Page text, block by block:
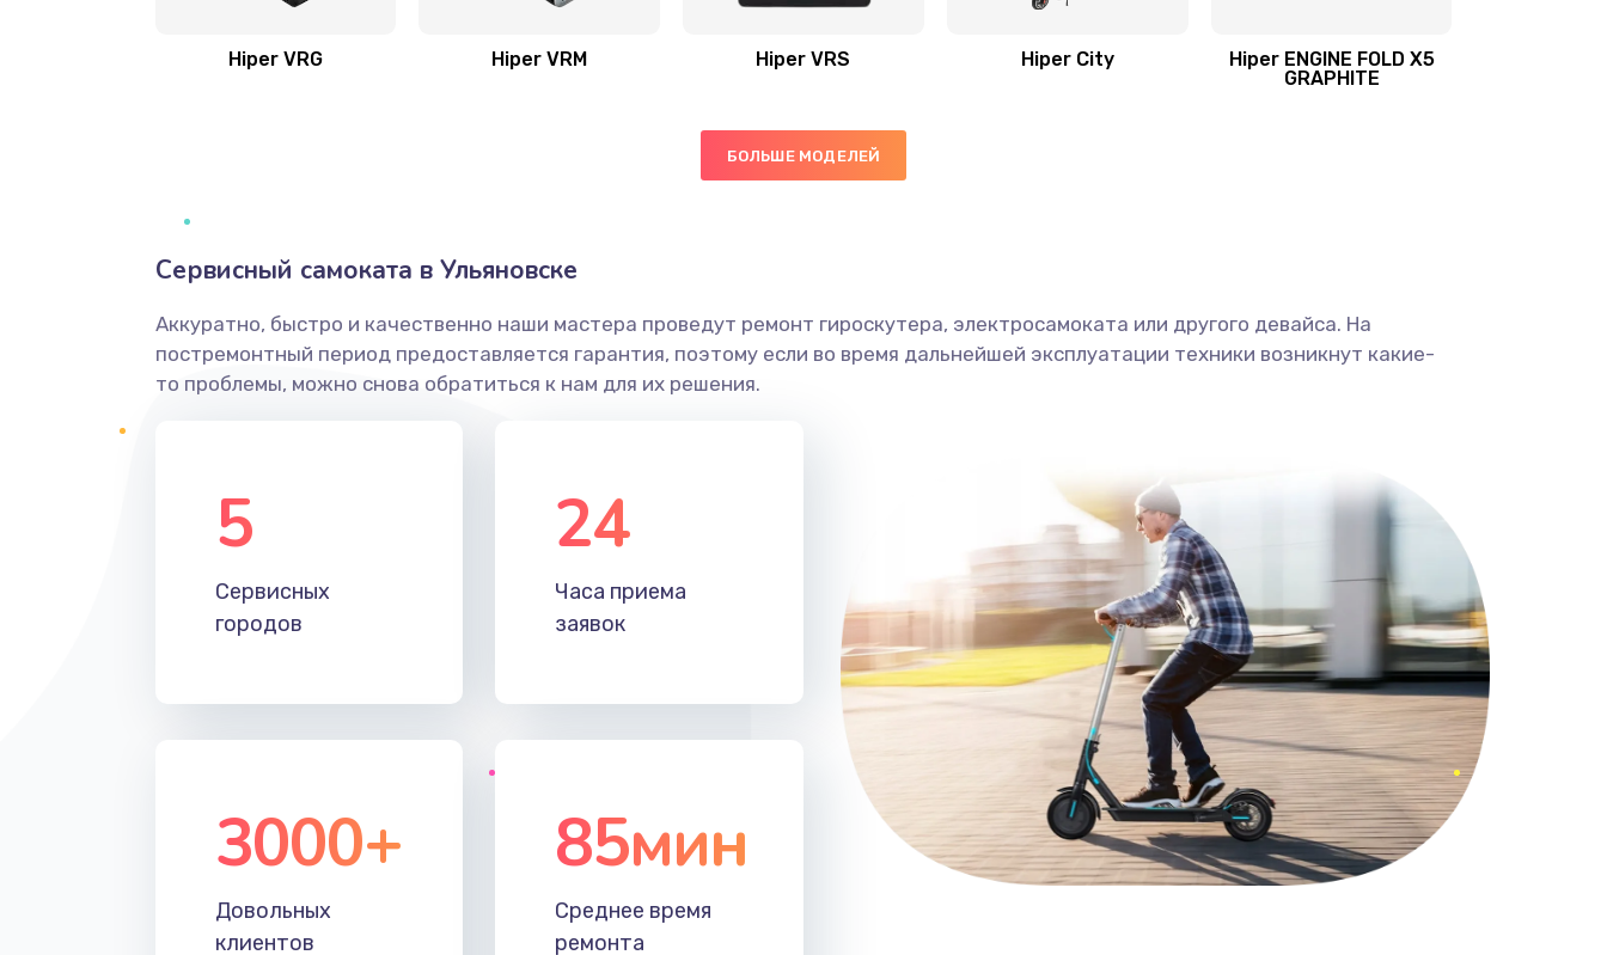
Hiper VRG Hiper VRM Hiper VRS Hiper City
Hiper ENGINE FOLD X5
GRAPHITE
БОЛЬШЕ МОДЕЛЕЙ
Сервисный самоката в Ульяновске
Аккуратно, быстро и качественно наши мастера проведут ремонт гироскутера, электросамоката или другого девайса. На
постремонтный период предоставляется гарантия, поэтому если во время дальнейшей эксплуатации техники возникнут какие-
то проблемы, можно снова обратиться к нам для их решения.
5
Сервисных
городов
24
Часа приема
заявок
3000+
Довольных
клиентов
85мин
Среднее время
ремонта